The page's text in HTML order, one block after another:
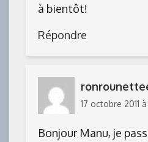
à bientôt!
Répondre
17 octobre 2011
Bonjour Manu, je